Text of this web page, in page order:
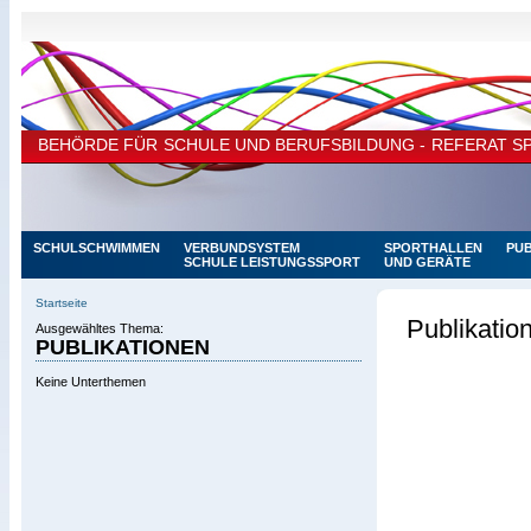
BEHÖRDE FÜR SCHULE UND BERUFSBILDUNG - REFERAT
SCHULSCHWIMMEN
VERBUNDSYSTEM
SCHULE LEISTUNGSSPORT
SPORTHALLEN
UND GERÄTE
SCHWERPUNKT
Startseite
Ausgewähltes Thema:
PUBLIKATIONEN
Keine Unterthemen